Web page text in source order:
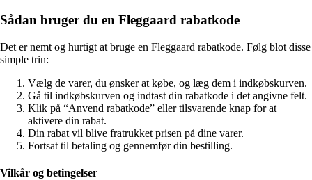
Sådan bruger du en Fleggaard rabatkode
Det er nemt og hurtigt at bruge en Fleggaard rabatkode. Følg blot disse
simple trin:
Vælg de varer, du ønsker at købe, og læg dem i indkøbskurven.
Gå til indkøbskurven og indtast din rabatkode i det angivne felt.
Klik på “Anvend rabatkode” eller tilsvarende knap for at
aktivere din rabat.
Din rabat vil blive fratrukket prisen på dine varer.
Fortsat til betaling og gennemfør din bestilling.
Vilkår og betingelser